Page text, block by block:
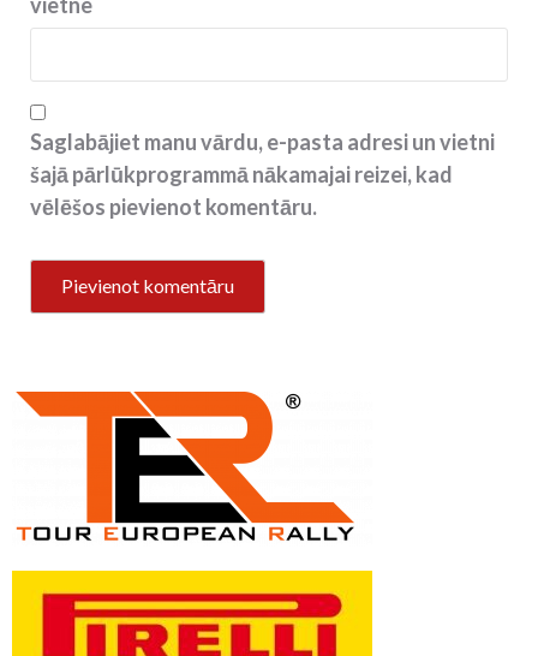
Saglabājiet manu vārdu, e-pasta adresi un vietni
šajā pārlūkprogrammā nākamajai reizei, kad
vēlēšos pievienot komentāru.